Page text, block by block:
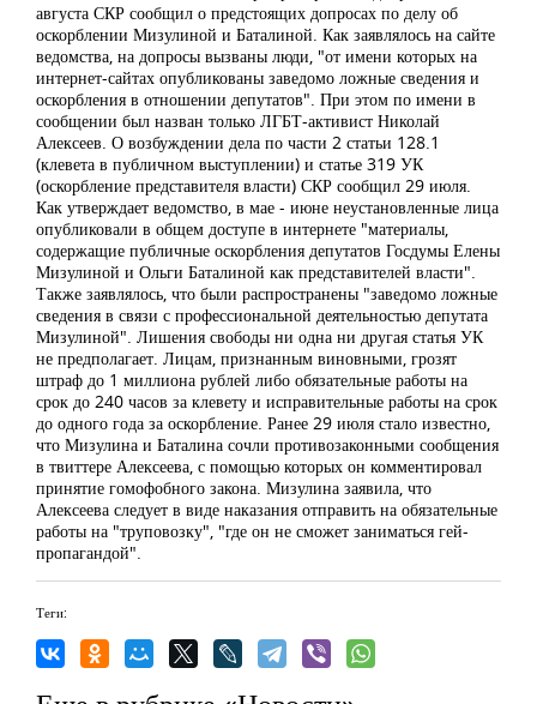
августа СКР сообщил о предстоящих допросах по делу об
оскорблении Мизулиной и Баталиной. Как заявлялось на сайте
ведомства, на допросы вызваны люди, "от имени которых на
интернет-сайтах опубликованы заведомо ложные сведения и
оскорбления в отношении депутатов". При этом по имени в
сообщении был назван только ЛГБТ-активист Николай
Алексеев. О возбуждении дела по части 2 статьи 128.1
(клевета в публичном выступлении) и статье 319 УК
(оскорбление представителя власти) СКР сообщил 29 июля.
Как утверждает ведомство, в мае - июне неустановленные лица
опубликовали в общем доступе в интернете "материалы,
содержащие публичные оскорбления депутатов Госдумы Елены
Мизулиной и Ольги Баталиной как представителей власти".
Также заявлялось, что были распространены "заведомо ложные
сведения в связи с профессиональной деятельностью депутата
Мизулиной". Лишения свободы ни одна ни другая статья УК
не предполагает. Лицам, признанным виновными, грозят
штраф до 1 миллиона рублей либо обязательные работы на
срок до 240 часов за клевету и исправительные работы на срок
до одного года за оскорбление. Ранее 29 июля стало известно,
что Мизулина и Баталина сочли противозаконными сообщения
в твиттере Алексеева, с помощью которых он комментировал
принятие гомофобного закона. Мизулина заявила, что
Алексеева следует в виде наказания отправить на обязательные
работы на "труповозку", "где он не сможет заниматься гей-
пропагандой".
Теги: